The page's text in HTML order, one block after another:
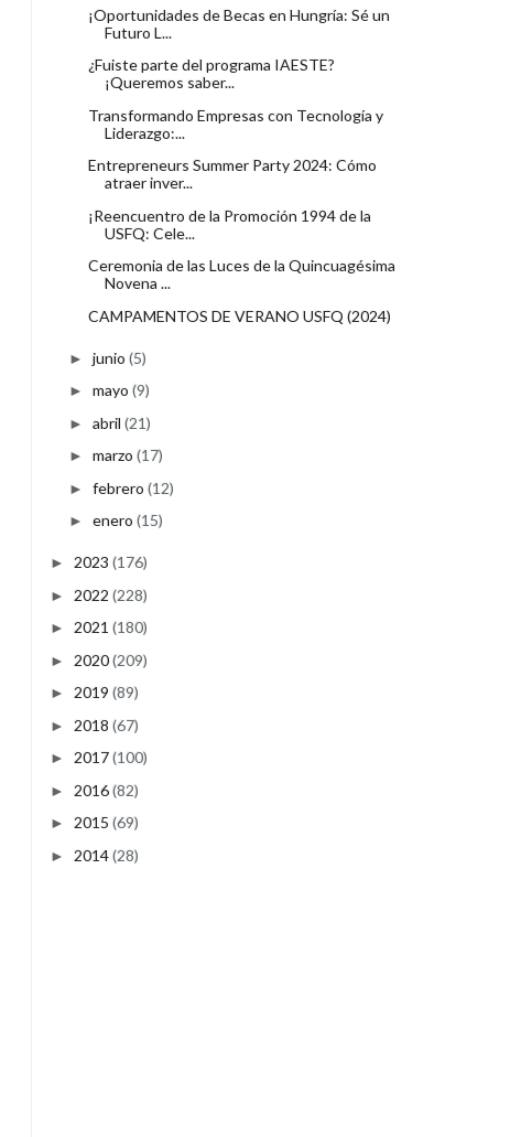
¡Oportunidades de Becas en Hungría: Sé un
Futuro L...
¿Fuiste parte del programa IAESTE?
¡Queremos saber...
Transformando Empresas con Tecnología y
Liderazgo:...
Entrepreneurs Summer Party 2024: Cómo
atraer inver...
¡Reencuentro de la Promoción 1994 de la
USFQ: Cele...
Ceremonia de las Luces de la Quincuagésima
Novena ...
CAMPAMENTOS DE VERANO USFQ (2024)
► junio (5)
► mayo (9)
► abril (21)
► marzo (17)
► febrero (12)
► enero (15)
► 2023 (176)
► 2022 (228)
► 2021 (180)
► 2020(209)
► 2019 (89)
► 2018 (67)
► 2017(100)
► 2016(82)
► 2015 (69)
► 2014(28)